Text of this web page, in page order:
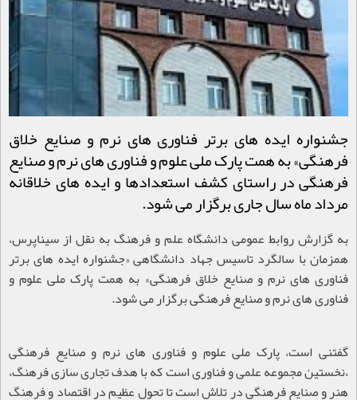
جشنواره ایده های برتر فناوری های نرم و صنایع خلاق
فرهنگی» به همت پارک ملی علوم و فناوری های نرم و صنایع
فرهنگی در راستای کشف استعدادها و ایده های خلاقانه
مرداد ماه سال جاری برگزار می شود.
به گزارش روابط عمومی دانشگاه علم و فرهنگبه نقل از سیناپرس،
همزمان با سالگرد تاسیس جهاد دانشگاهی «جشنواره ایده های برتر
فناوری های نرم و صنایع خلاق فرهنگی» به همت پارک ملی علوم و
فناوری های نرم و صنایع فرهنگی برگزار می شود.
گفتنی است، پارک ملی علوم و فناوری های نرم و صنایع فرهنگی
،نخستین مجموعه علمی و فناوری است که با هدف تجاری سازی فرهنگ،
هنر و صنایع فرهنگی در تلاش است تا تحول عظیم در اقتصاد و فرهنگ